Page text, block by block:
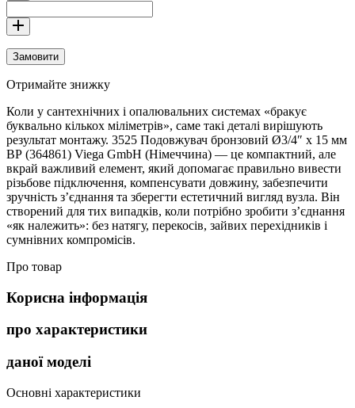
Замовити
Отримайте знижку
Коли у сантехнічних і опалювальних системах «бракує
буквально кількох міліметрів», саме такі деталі вирішують
результат монтажу. 3525 Подовжувач бронзовий Ø3/4″ x 15 мм
ВР (364861) Viega GmbH (Німеччина) — це компактний, але
вкрай важливий елемент, який допомагає правильно вивести
різьбове підключення, компенсувати довжину, забезпечити
зручність з’єднання та зберегти естетичний вигляд вузла. Він
створений для тих випадків, коли потрібно зробити з’єднання
«як належить»: без натягу, перекосів, зайвих перехідників і
сумнівних компромісів.
Про товар
Корисна інформація
про характеристики
даної моделі
Основні характеристики